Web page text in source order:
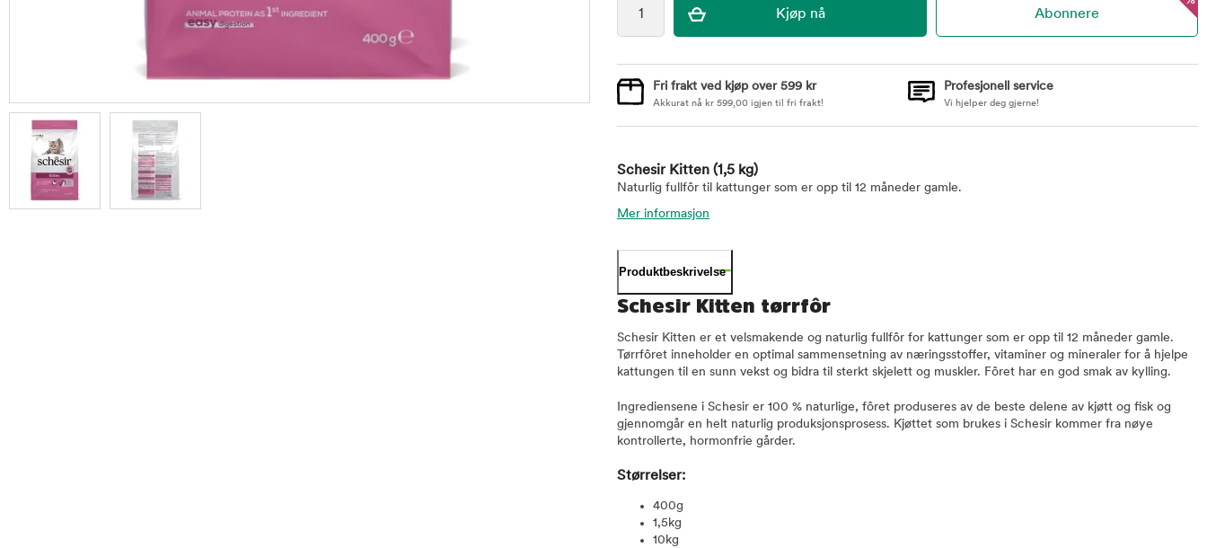
Fri frakt ved kjøp over 599 kr
Akkurat nå kr 599,00 igjen til fri frakt!
Profesjonell service
Vi hjelper deg gjerne!
Schesir Kitten (1,5 kg)
Naturlig fullfôr til kattunger som er opp til 12 måneder gamle.
Mer informasjon
Produktbeskrivelse
Schesir Kitten tørrfôr
Schesir Kitten er et velsmakende og naturlig fullfôr for kattunger som er opp til 12 måneder gamle.
Tørrfôret inneholder en optimal sammensetning av næringsstoffer, vitaminer og mineraler for å hjelpe
kattungen til en sunn vekst og bidra til sterkt skjelett og muskler. Fôret har en god smak av kylling.
Ingrediensene i Schesir er 100 % naturlige, fôret produseres av de beste delene av kjøtt og fisk og
gjennomgår en helt naturlig produksjonsprosess. Kjøttet som brukes i Schesir kommer fra nøye
kontrollerte, hormonfrie gårder.
Størrelser:
400g
1,5kg
10kg